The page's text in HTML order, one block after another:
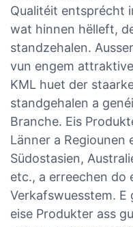
Qualitéit entsprécht
wat hinnen hëlleft,
standzehalen.
vun engem
KML huet der
standgehalen a
Branche. Eis
Länner a
Südostasien,
etc., a erreechen do
Verkafswuesstem. E
eise Produkter ass